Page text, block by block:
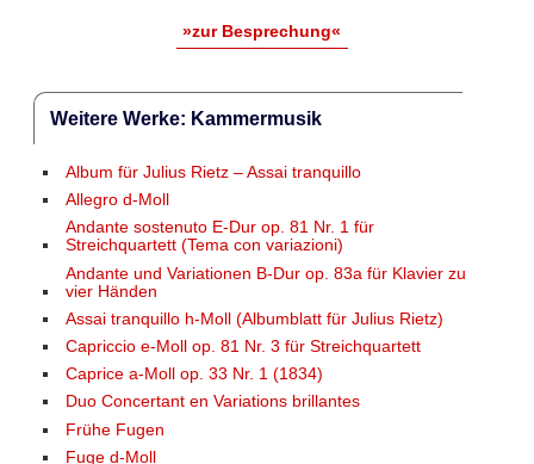
»zur Besprechung«
Weitere Werke: Kammermusik
Album für Julius Rietz – Assai tranquillo
Allegro d-Moll
Andante sostenuto E-Dur op. 81 Nr. 1 für
Streichquartett (Tema con variazioni)
Andante und Variationen B-Dur op. 83a für Klavier zu
vier Händen
Assai tranquillo h-Moll (Albumblatt für Julius Rietz)
Capriccio e-Moll op. 81 Nr. 3 für Streichquartett
Caprice a-Moll op. 33 Nr. 1 (1834)
Duo Concertant en Variations brillantes
Frühe Fugen
Fuge d-Moll